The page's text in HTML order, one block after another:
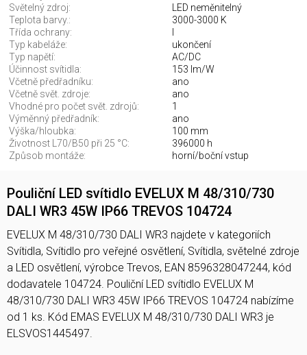
Světelný zdroj:
LED neměnitelný
Teplota barvy.:
3000-3000 K
Třída ochrany:
Typ kabeláže:
ukončení
Typ napětí:
AC/DC
Účinnost svítidla:
153 lm/W
Včetně předřadníku:
ano
Včetně svět. zdroje:
ano
Vhodné pro počet svět. zdrojů:
1
Výměnný předřadník:
ano
Výška/hloubka:
100 mm
Životnost L70/B50 při 25 °C:
396000 h
Způsob montáže:
horní/boční vstup
Pouliční LED svítidlo EVELUX M 48/310/730
DALI WR3 45W IP66 TREVOS 104724
EVELUX M 48/310/730 DALI WR3 najdete v kategoriích
Svítidla, Svítidlo pro veřejné osvětlení, Svítidla, světelné zdroje
a LED osvětlení, výrobce Trevos, EAN 8596328047244, kód
dodavatele 104724. Pouliční LED svítidlo EVELUX M
48/310/730 DALI WR3 45W IP66 TREVOS 104724 nabízíme
od 1 ks. Kód EMAS EVELUX M 48/310/730 DALI WR3 je
ELSVOS1445497.